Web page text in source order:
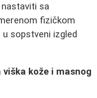
sa
fizičkom
sopstveni izgled
kože i masnog